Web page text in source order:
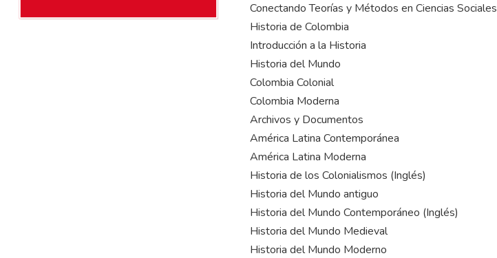
Conectando Teorías y Métodos en Ciencias Sociales
Historia de Colombia
Introducción a la Historia
Historia del Mundo
Colombia Colonial
Colombia Moderna
Archivos y Documentos
América Latina Contemporánea
América Latina Moderna
Historia de los Colonialismos (Inglés)
Historia del Mundo antiguo
Historia del Mundo Contemporáneo (Inglés)
Historia del Mundo Medieval
Historia del Mundo Moderno